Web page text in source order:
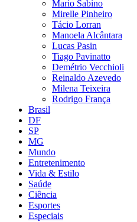
Mario Sabino
Mirelle Pinheiro
Tácio Lorran
Manoela Alcântara
Lucas Pasin
Tiago Pavinatto
Demétrio Vecchioli
Reinaldo Azevedo
Milena Teixeira
Rodrigo França
Brasil
DF
SP
MG
Mundo
Entretenimento
Vida & Estilo
Saúde
Ciência
Esportes
Especiais